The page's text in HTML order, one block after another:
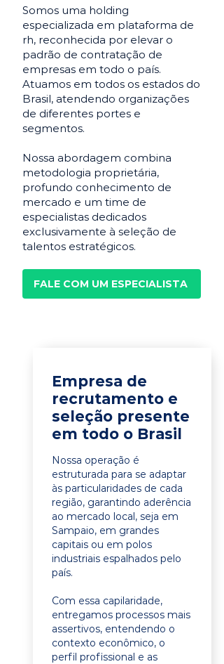
Somos uma holding
especializada em plataforma de
rh, reconhecida por elevar o
padrão de contratação de
empresas em todo o país.
Atuamos em todos os estados do
Brasil, atendendo organizações
de diferentes portes e
segmentos.
Nossa abordagem combina
metodologia proprietária,
profundo conhecimento de
mercado e um time de
especialistas dedicados
exclusivamente à seleção de
talentos estratégicos.
FALE COM UM ESPECIALISTA
Empresa de
recrutamento e
seleção presente
em todo o Brasil
Nossa operação é
estruturada para se adaptar
às particularidades de cada
região, garantindo aderência
ao mercado local, seja em
Sampaio, em grandes
capitais ou em polos
industriais espalhados pelo
país.
Com essa capilaridade,
entregamos processos mais
assertivos, entendendo o
contexto econômico, o
perfil profissional e as